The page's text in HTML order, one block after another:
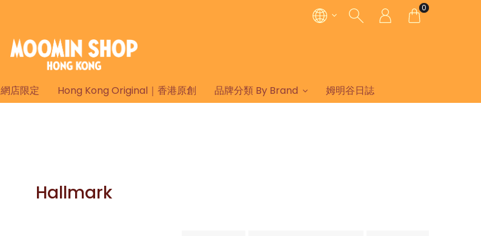
0
網店限定 Hong Kong Original｜香港原創 品牌分類 By Brand 姆明谷日誌
Hallmark